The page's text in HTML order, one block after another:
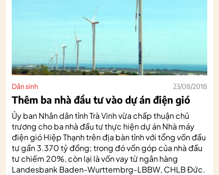
Dân sinh 23/08/2018
Thêm ba nhà đầu tư vào dự án điện gió
Ủy ban Nhân dân tỉnh Trà Vinh vừa chấp thuận chủ
trương cho ba nhà đầu tư thực hiện dự án Nhà máy
điện gió Hiệp Thạnh trên địa bàn tỉnh với tổng vốn đầu
tư gần 3.370 tỷ đồng; trong đó vốn góp của nhà đầu
tư chiếm 20%, còn lại là vốn vay từ ngân hàng
Landesbank Baden-Wurttembrg-LBBW, CHLB Đức.